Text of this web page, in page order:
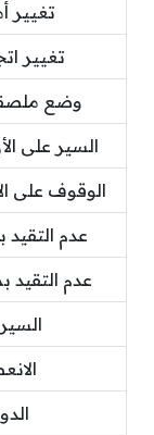
تغيير
تغيير
وضع
السير على
الوقوف على
عدم
عدم التقيد